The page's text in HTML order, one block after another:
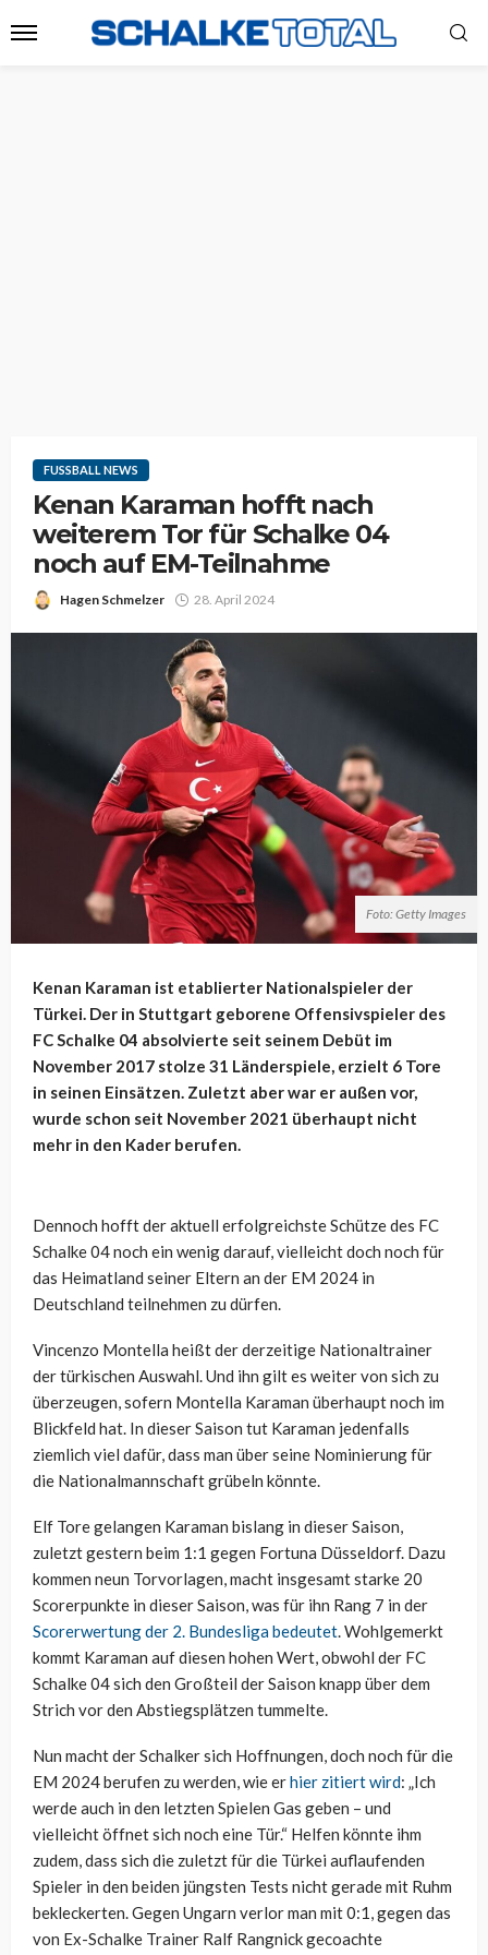
FUSSBALL NEWS
Kenan Karaman hofft nach
weiterem Tor für Schalke 04
noch auf EM-Teilnahme
Hagen Schmelzer 28. April 2024
Foto: Getty Images
Kenan Karaman ist etablierter Nationalspieler der
Türkei. Der in Stuttgart geborene Offensivspieler des
FC Schalke 04 absolvierte seit seinem Debüt im
November 2017 stolze 31 Länderspiele, erzielt 6 Tore
in seinen Einsätzen. Zuletzt aber war er außen vor,
wurde schon seit November 2021 überhaupt nicht
mehr in den Kader berufen.
Dennoch hofft der aktuell erfolgreichste Schütze des FC
Schalke 04 noch ein wenig darauf, vielleicht doch noch für
das Heimatland seiner Eltern an der EM 2024 in
Deutschland teilnehmen zu dürfen.
Vincenzo Montella heißt der derzeitige Nationaltrainer
der türkischen Auswahl. Und ihn gilt es weiter von sich zu
überzeugen, sofern Montella Karaman überhaupt noch im
Blickfeld hat. In dieser Saison tut Karaman jedenfalls
ziemlich viel dafür, dass man über seine Nominierung für
die Nationalmannschaft grübeln könnte.
Elf Tore gelangen Karaman bislang in dieser Saison,
zuletzt gestern beim 1:1 gegen Fortuna Düsseldorf. Dazu
kommen neun Torvorlagen, macht insgesamt starke 20
Scorerpunkte in dieser Saison, was für ihn Rang 7 in der
Scorerwertung der 2. Bundesliga bedeutet. Wohlgemerkt
kommt Karaman auf diesen hohen Wert, obwohl der FC
Schalke 04 sich den Großteil der Saison knapp über dem
Strich vor den Abstiegsplätzen tummelte.
Nun macht der Schalker sich Hoffnungen, doch noch für die
EM 2024 berufen zu werden, wie erhier zitiert wird: „Ich
werde auch in den letzten Spielen Gas geben – und
vielleicht öffnet sich noch eine Tür.“ Helfen könnte ihm
zudem, dass sich die zuletzt für die Türkei auflaufenden
Spieler in den beiden jüngsten Tests nicht gerade mit Ruhm
bekleckerten. Gegen Ungarn verlor man mit 0:1, gegen das
von Ex-Schalke Trainer Ralf Rangnick gecoachte